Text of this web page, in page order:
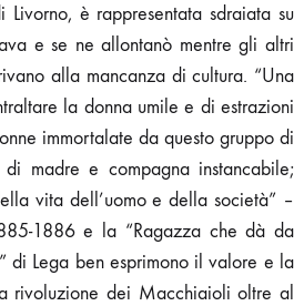
è rappresentata sdraiata su
e se ne allontanò mentre gli altri
alla mancanza di cultura. “Una
la donna umile e di estrazioni
immortalate da questo gruppo di
madre e compagna instancabile;
vita dell’uomo e della società” –
1886 e la “Ragazza che dà da
di Lega ben esprimono il valore e la
rivoluzione dei Macchiaioli oltre al